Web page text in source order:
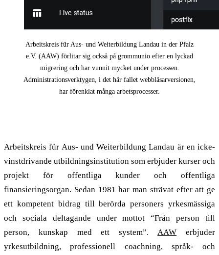
Arbeitskreis für Aus- und Weiterbildung Landau in der Pfalz
e.V. (AAW) förlitar sig också på grommunio efter en lyckad
migrering och har vunnit mycket under processen.
Administrationsverktygen, i det här fallet webbläsarversionen,
har förenklat många arbetsprocesser.
Arbeitskreis für Aus- und Weiterbildung Landau är en icke-
vinstdrivande utbildningsinstitution som erbjuder kurser och
projekt för offentliga kunder och offentliga
finansieringsorgan. Sedan 1981 har man strävat efter att ge
ett kompetent bidrag till berörda personers yrkesmässiga
och sociala deltagande under mottot “Från person till
person, kunskap med ett system”.AAW erbjuder
yrkesutbildning, professionell coachning, språk- och